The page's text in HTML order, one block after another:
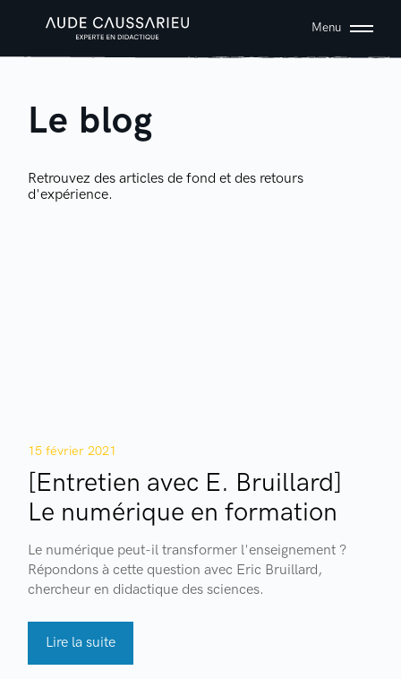
Menu
Le blog
Retrouvez des articles de fond et des retours
d'expérience.
15 février 2021
[Entretien avec E. Bruillard]
Le numérique en formation
Le numérique peut-il transformer l'enseignement ?
Répondons à cette question avec Eric Bruillard,
chercheur en didactique des sciences.
Lire la suite